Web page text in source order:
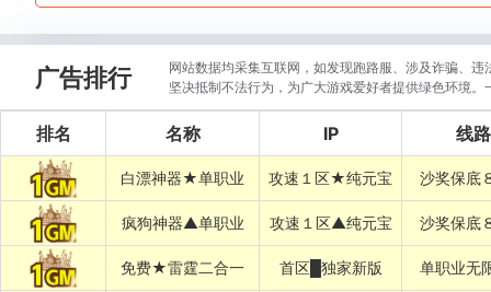
广告排行
网站数据均采集互联网，如发现跑路服、涉及诈骗、
坚决抵制不法行为，为广大游戏爱好者提供绿色环境
排名 名称 IP 线路
白漂神器★单职业 攻速１区★纯元宝 沙奖保底
疯狗神器▲单职业 攻速１区▲纯元宝 沙奖保底
免费★雷霆二合一 首区█独家新版 单职业无